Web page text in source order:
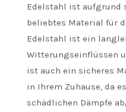
Edelstahl ist aufgrund
beliebtes Material für
Edelstahl ist ein
Witterungseinflüssen
ist auch ein sicheres
in Ihrem Zuhause, da
schädlichen Dämpfe